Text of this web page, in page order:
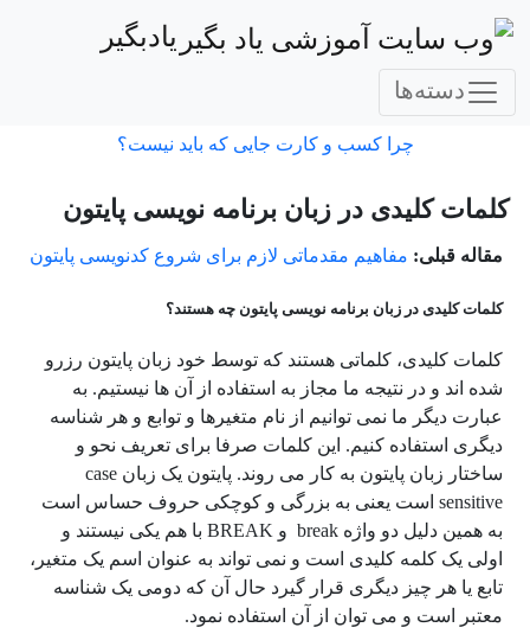
یادبگیر
دسته‌ها
چرا کسب و کارت جایی که باید نیست؟
کلمات کلیدی در زبان برنامه نویسی پایتون
مقاله قبلی: مفاهیم مقدماتی لازم برای شروع کدنویسی پایتون
کلمات کلیدی در زبان برنامه نویسی پایتون چه هستند؟
کلمات کلیدی، کلماتی هستند که توسط خود زبان پایتون رزرو
شده اند و در نتیجه ما مجاز به استفاده از آن ها نیستیم. به
عبارت دیگر ما نمی توانیم از نام متغیرها و توابع و هر شناسه
دیگری استفاده کنیم. این کلمات صرفا برای تعریف نحو و
ساختار زبان پایتون به کار می روند. پایتون یک زبان case
sensitive است یعنی به بزرگی و کوچکی حروف حساس است
به همین دلیل دو واژه break و BREAK با هم یکی نیستند و
اولی یک کلمه کلیدی است و نمی تواند به عنوان اسم یک متغیر،
تابع یا هر چیز دیگری قرار گیرد حال آن که دومی یک شناسه
معتبر است و می توان از آن استفاده نمود.